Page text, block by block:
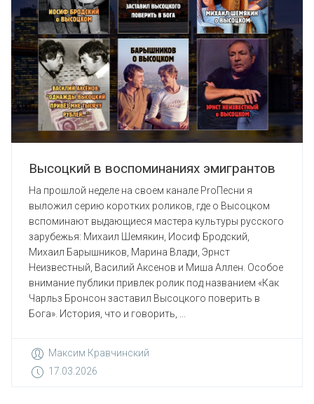
Высоцкий в воспоминаниях эмигрантов
На прошлой неделе на своем канале ProПесни я
выложил серию коротких роликов, где о Высоцком
вспоминают выдающиеся мастера культуры русского
зарубежья: Михаил Шемякин, Иосиф Бродский,
Михаил Барышников, Марина Влади, Эрнст
Неизвестный, Василий Аксенов и Миша Аллен. Особое
внимание публики привлек ролик под названием «Как
Чарльз Бронсон заставил Высоцкого поверить в
Бога». История, что и говорить, ...
Максим Кравчинский
17.03.2026